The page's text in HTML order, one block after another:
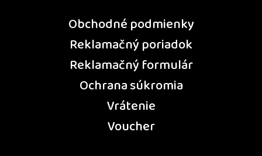
Obchodné podmienky
Reklamačný poriadok
Reklamačný formulár
Ochrana súkromia
Vrátenie
Voucher